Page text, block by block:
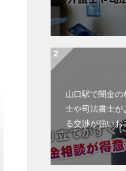
山口駅で闇金の
士や司法書士が
る交渉が強い